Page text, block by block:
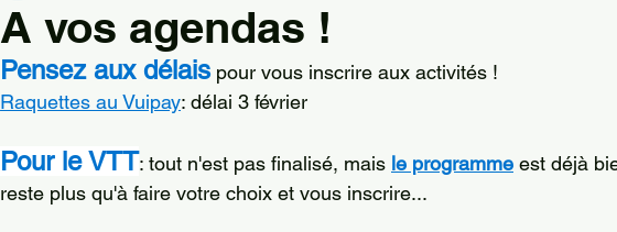
A vos agendas !
Pensez aux délais pour vous inscrire aux activités !
Raquettes au Vuipay: délai 3 février
Pour le VTT: tout n'est pas finalisé, mais le programme est déjà
reste plus qu'à faire votre choix et vous inscrire...